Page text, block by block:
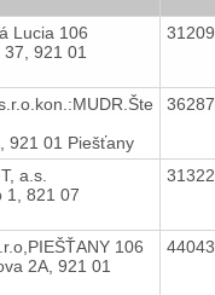
Lucia 106
921 01
921 01 Piešťany
a.s.
1, 821 07
106
2A, 921 01